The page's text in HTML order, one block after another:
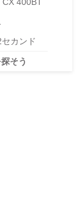
カンド
そう